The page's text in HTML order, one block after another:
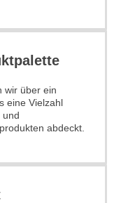
wir über ein
eine Vielzahl
und
abdeckt.